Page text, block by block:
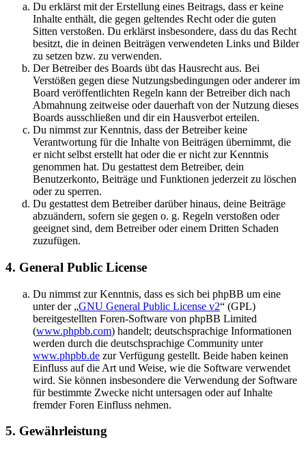
Du erklärst mit der Erstellung eines Beitrags, dass er keine
Inhalte enthält, die gegen geltendes Recht oder die guten
Sitten verstoßen. Du erklärst insbesondere, dass du das Recht
besitzt, die in deinen Beiträgen verwendeten Links und Bilder
zu setzen bzw. zu verwenden.
Der Betreiber des Boards übt das Hausrecht aus. Bei
Verstößen gegen diese Nutzungsbedingungen oder anderer im
Board veröffentlichten Regeln kann der Betreiber dich nach
Abmahnung zeitweise oder dauerhaft von der Nutzung dieses
Boards ausschließen und dir ein Hausverbot erteilen.
Du nimmst zur Kenntnis, dass der Betreiber keine
Verantwortung für die Inhalte von Beiträgen übernimmt, die
er nicht selbst erstellt hat oder die er nicht zur Kenntnis
genommen hat. Du gestattest dem Betreiber, dein
Benutzerkonto, Beiträge und Funktionen jederzeit zu löschen
oder zu sperren.
Du gestattest dem Betreiber darüber hinaus, deine Beiträge
abzuändern, sofern sie gegen o. g. Regeln verstoßen oder
geeignet sind, dem Betreiber oder einem Dritten Schaden
zuzufügen.
4. General Public License
Du nimmst zur Kenntnis, dass es sich bei phpBB um eine
unter der „GNU General Public License v2“ (GPL)
bereitgestellten Foren-Software von phpBB Limited
(www.phpbb.com) handelt; deutschsprachige Informationen
werden durch die deutschsprachige Community unter
www.phpbb.de zur Verfügung gestellt. Beide haben keinen
Einfluss auf die Art und Weise, wie die Software verwendet
wird. Sie können insbesondere die Verwendung der Software
für bestimmte Zwecke nicht untersagen oder auf Inhalte
fremder Foren Einfluss nehmen.
5. Gewährleistung